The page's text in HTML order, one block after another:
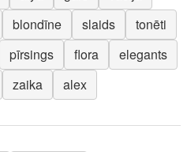
blondīne slaids
tonēti
pīrsings flora
elegants
zaika alex